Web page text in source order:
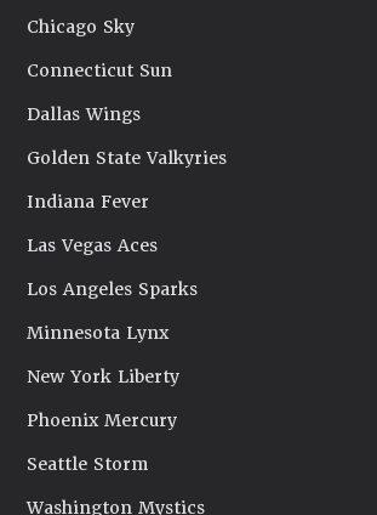
Chicago Sky
Connecticut Sun
Dallas Wings
Golden State Valkyries
Indiana Fever
Las Vegas Aces
Los Angeles Sparks
Minnesota Lynx
New York Liberty
Phoenix Mercury
Seattle Storm
Washington Mystics